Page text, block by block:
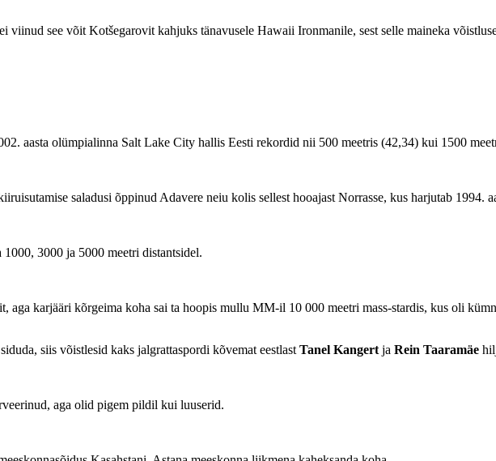
viinud see võit Kotšegarovit kahjuks tänavusele Hawaii Ironmanile, sest selle maineka
aasta olümpialinna Salt Lake City hallis Eesti rekordid nii 500 meetris (42,34) kui 1500
saladusi õppinud Adavere neiu kolis sellest hooajast Norrasse, kus harjutab 1994.
3000 ja 5000 meetri distantsidel.
aga karjääri kõrgeima koha sai ta hoopis mullu MM-il 10 000 meetri mass-stardis, kus oli
siis võistlesid kaks jalgrattaspordi kõvemat eestlastTanel Kangertja Rein Taaramäe
aga olid pigem pildil kui luuserid.